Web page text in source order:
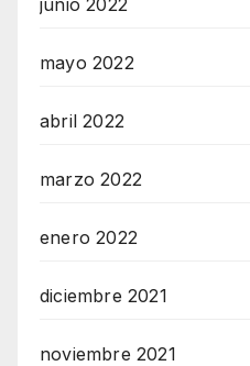
mayo 2022
abril 2022
marzo 2022
enero 2022
diciembre 2021
noviembre 2021